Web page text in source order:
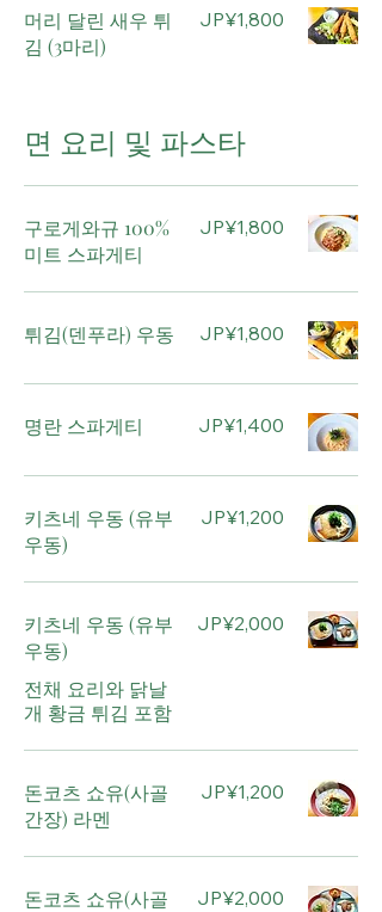
머리 달린 새우 튀
김 (3마리)
JP¥1,800
면 요리 및 파스타
구로게와규 100%
미트 스파게티
JP¥1,800
튀김(덴푸라) 우동 JP¥1,800
명란 스파게티 JP¥1,400
키츠네 우동 (유부
우동)
JP¥1,200
키츠네 우동 (유부
우동)
전채 요리와 닭날
개 황금 튀김 포함
JP¥2,000
돈코츠 쇼유(사골
간장) 라멘
JP¥1,200
돈코츠 쇼유(사골 JP¥2,000